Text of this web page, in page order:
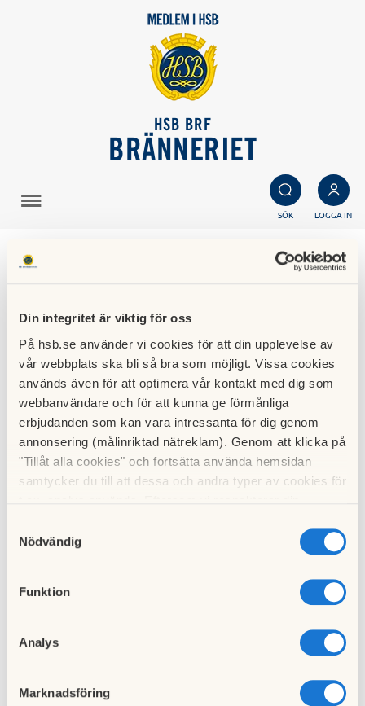
Din integritet är viktig för oss
På hsb.se använder vi cookies för att din upplevelse av
vår webbplats ska bli så bra som möjligt. Vissa cookies
används även för att optimera vår kontakt med dig som
webbanvändare och för att kunna ge förmånliga
erbjudanden som kan vara intressanta för dig genom
annonsering (målinriktad nätreklam). Genom att klicka på
"Tillåt alla cookies" och fortsätta använda hemsidan
samtycker du till att dessa och andra typer av cookies för
cookies och välja att endast tillåta ett urval.
Nödvändig
Funktion
Analys
Marknadsföring
HSB BRF
BRÄNNERIET
SÖK LOGGA IN
ViB juni 2026
ViB nr 2 - juni 2026 har delats ut och finns ocksåhär.
Till nyhetslistan
28 maj 2026